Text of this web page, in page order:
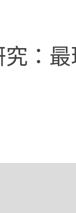
：